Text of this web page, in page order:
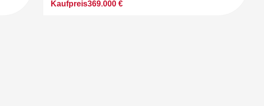
Kaufpreis369.000 €